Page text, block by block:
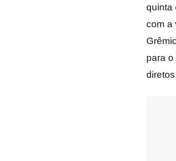
quinta
com a
para o